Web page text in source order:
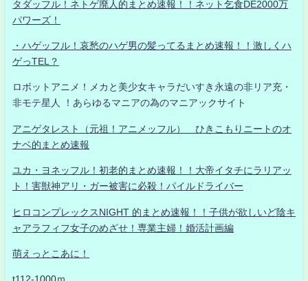
タダッフル！ネトゲ廃人的まとめ速報！！ネット乞食DE2000万
パワーズ！
・ハゲッフル！哀愁のハゲ男の髪ってるまとめ速報！！激しくハ
ゲっTEL？
ロボットアニメ！メカと美少女キャラだいすき永遠の非リア充・
非モテ星人 ！あらゆるマニアの為のマニアックサイト
アニゲタレスト（元祖！アニメッフル） ひきこもりニートのオ
ナベ的まとめ速報
ユカ・ヨネッフル！初老的まとめ速報！！大帝イタチにラリアッ
ト！害獣神アリ・ガー被害に必殺！パイルドライバー
ヒロコンプレックスNIGHT 的まとめ速報！！子供が欲しいど陰キ
ャアラフィフ女子のめざせ！専業主婦！婚活計画編
萌えっとこあに！